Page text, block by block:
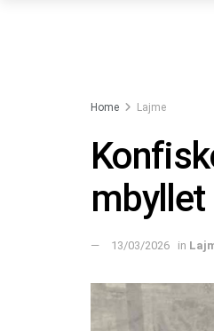
Home Lajme
mbyllet
13/03/2026 in